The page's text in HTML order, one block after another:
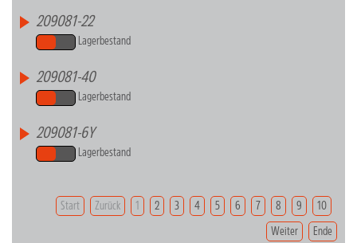
209081-22
Lagerbestand
209081-40
Lagerbestand
209081-6Y
Lagerbestand
Start Zurück 2 3 4 5 6 7 8 9 10
Weiter
Ende